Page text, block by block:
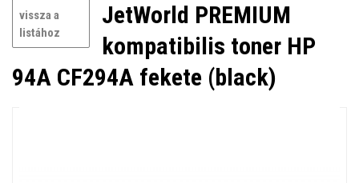
vissza a
listához
JetWorld PREMIUM
kompatibilis toner HP
94A CF294A fekete (black)